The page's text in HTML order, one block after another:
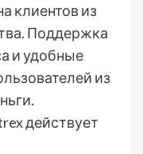
клиентов из
Поддержка
и удобные
из
действует